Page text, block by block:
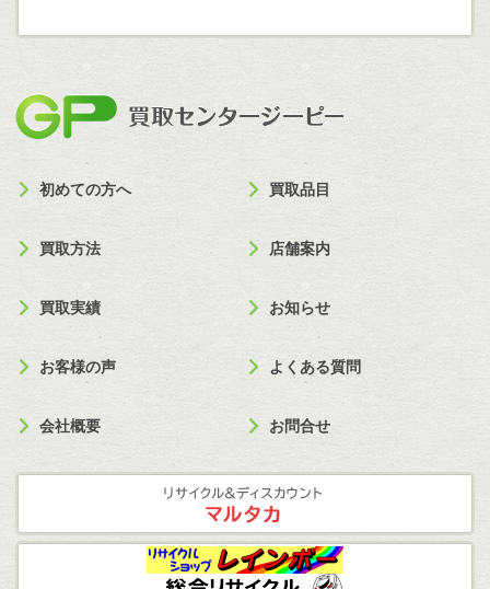
初めての方へ 買取品目
買取方法 店舗案内
買取実績 お知らせ
お客様の声 よくある質問
会社概要 お問合せ